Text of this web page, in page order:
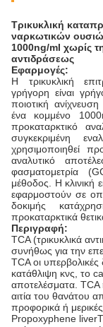
Τρικυκλική
ναρκωτικών
1000ng/ml χωρίς
αντιδράσεως
Εφαρμογές:
Η τρικυκλική
γρήγορη είναι
ποιοτική
ένα κομμένο
προκαταρκτικό
συγκεκριμένη
χρησιμοποιηθεί
αναλυτικό
φασματομετρία
μέθοδος. Η κλινική
εφαρμοστούν σε
δοκιμής
προκαταρκτικά
Περιγραφή:
TCA (τρικυκλικά
συνήθως για την
TCA οι
κατάθλιψη κνς, το
αποτελέσματα. TCA
αιτία του θανάτου
προφορικά ή
Propoxyphene